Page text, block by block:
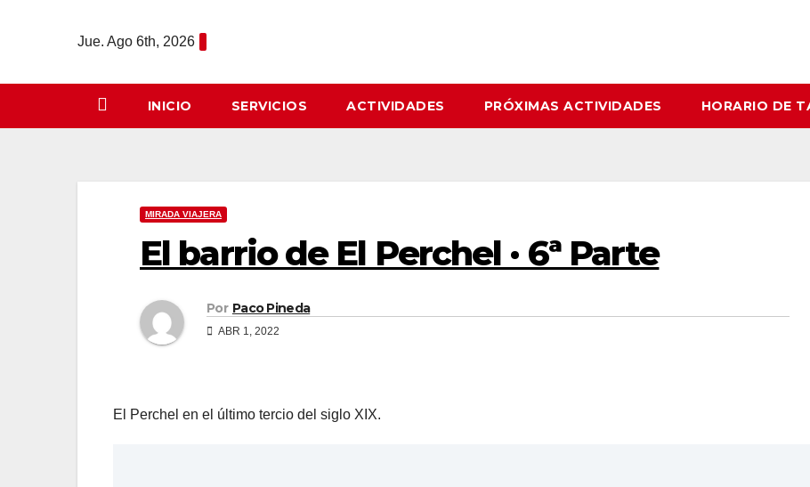
Jue. Ago 6th, 2026
INICIO SERVICIOS ACTIVIDADES PRÓXIMAS ACTIVIDADES HORARIO DE
MIRADA VIAJERA
El barrio de El Perchel · 6ª Parte
Por Paco Pineda
ABR 1, 2022
El Perchel en el último tercio del siglo XIX.